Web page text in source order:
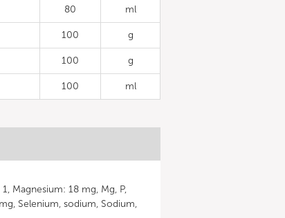
80 ml
100 g
100 g
100 ml
Magnesium: 18 mg, Mg, P,
Selenium, sodium, Sodium,